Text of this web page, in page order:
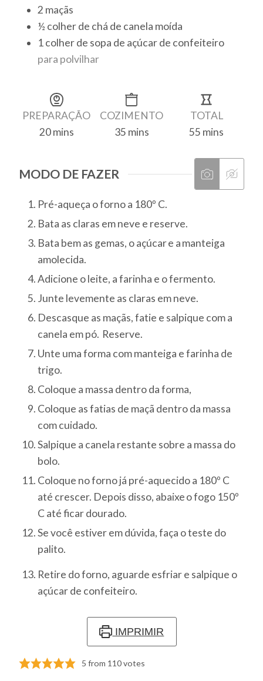
2 maçãs
½ colher de chá de canela moída
1colher de sopa de açúcar de confeiteiro
para polvilhar
PREPARAÇÃO
20 mins
COZIMENTO
35 mins
TOTAL
55 mins
MODO DE FAZER
Pré-aqueça o forno a 180º C.
Bata as claras em neve e reserve.
Bata bem as gemas, o açúcar e a manteiga
amolecida.
Adicione o leite, a farinha e o fermento.
Junte levemente as claras em neve.
Descasque as maçãs, fatie e salpique com a
canela em pó. Reserve.
Unte uma forma com manteiga e farinha de
trigo.
Coloque a massa dentro da forma,
Coloque as fatias de maçã dentro da massa
com cuidado.
Salpique a canela restante sobre a massa do
bolo.
Coloque no forno já pré-aquecido a 180º C
até crescer. Depois disso, abaixe o fogo 150º
C até ficar dourado.
Se você estiver em dúvida, faça o teste do
palito.
Retire do forno, aguarde esfriar e salpique o
açúcar de confeiteiro.
IMPRIMIR
5 from 110votes